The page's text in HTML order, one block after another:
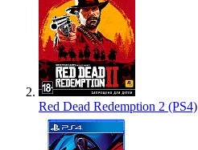
Red Dead Redemption 2 (PS4)